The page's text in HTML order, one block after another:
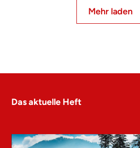
Mehr laden
Das aktuelle Heft